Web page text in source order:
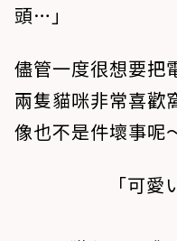
頭…」
儘管一度很想要把
兩隻貓咪非常喜歡
像也不是件壞事呢
「可